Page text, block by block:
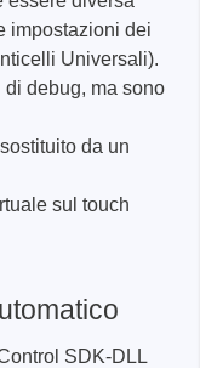
impostazioni dei
Universali).
debug, ma sono
da un
sul touch
SDK-DLL